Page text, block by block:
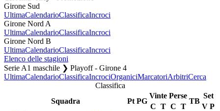
Girone Sud
UltimaCalendarioClassificaIncroci
Girone Nord A
UltimaCalendarioClassificaIncroci
Girone Nord B
UltimaCalendarioClassificaIncroci
Elenco delle stagioni
Serie A1 maschile ❯ Playoff - Girone 4
UltimaCalendarioClassificaIncrociOrganiciMarcatoriArbitriCerca
Classifica
Squadra
Pt PG
Vinte Perse
TB
Set
C T C T V P